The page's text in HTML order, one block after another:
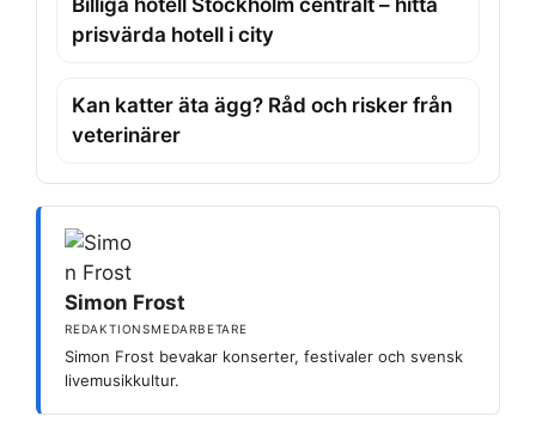
Billiga hotell Stockholm centralt – hitta
prisvärda hotell i city
Kan katter äta ägg? Råd och risker från
veterinärer
Simon Frost
REDAKTIONSMEDARBETARE
Simon Frost bevakar konserter, festivaler och svensk
livemusikkultur.